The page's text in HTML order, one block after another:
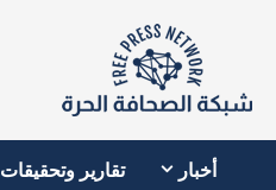
أخبار تقارير وتحقيقات